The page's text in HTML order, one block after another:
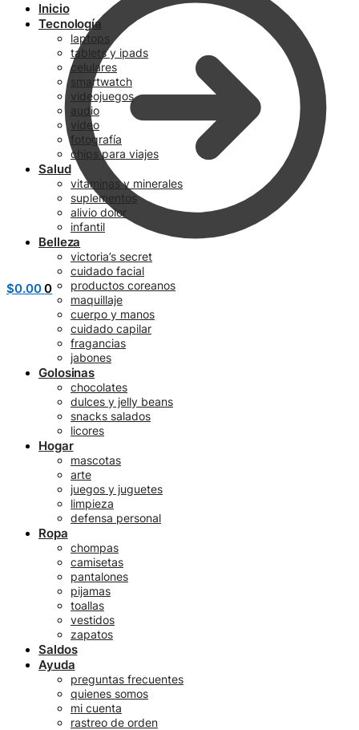
$0.00 0
Inicio
Tecnología
laptops
tablets y ipads
celulares
smartwatch
videojuegos
audio
video
fotografía
chips para viajes
Salud
vitaminas y minerales
suplementos
alivio dolor
infantil
Belleza
victoria’s secret
cuidado facial
productos coreanos
maquillaje
cuerpo y manos
cuidado capilar
fragancias
jabones
Golosinas
chocolates
dulces y jelly beans
snacks salados
licores
Hogar
mascotas
arte
juegos y juguetes
limpieza
defensa personal
Ropa
chompas
camisetas
pantalones
pijamas
toallas
vestidos
zapatos
Saldos
Ayuda
preguntas frecuentes
quienes somos
mi cuenta
rastreo de orden